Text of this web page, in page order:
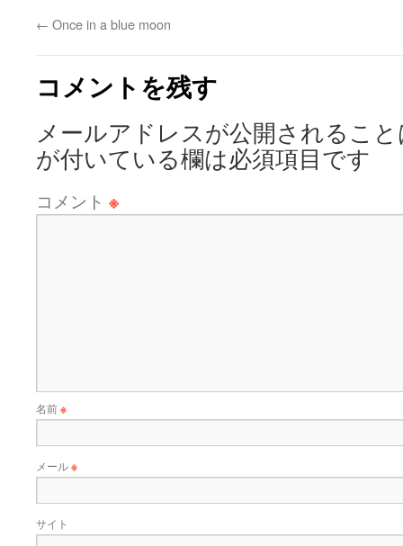
← Once in a blue moon
コメントを残す
メールアドレスが公開されるこ
が付いている欄は必須項目です
コメント ※
名前※
メール※
サイト